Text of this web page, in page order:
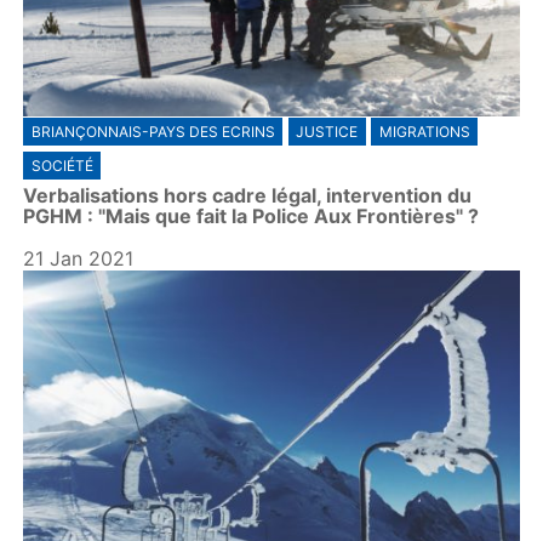
BRIANÇONNAIS-PAYS DES ECRINS JUSTICE
MIGRATIONS
SOCIÉTÉ
Verbalisations hors cadre légal, intervention du
PGHM : "Mais que fait la Police Aux Frontières" ?
21 Jan 2021